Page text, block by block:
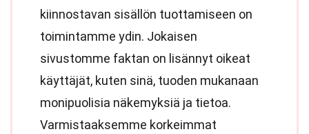
kiinnostavan sisällön tuottamiseen on
toimintamme ydin. Jokaisen
sivustomme faktan on lisännyt oikeat
käyttäjät, kuten sinä, tuoden mukanaan
monipuolisia näkemyksiä ja tietoa.
Varmistaaksemme korkeimmat